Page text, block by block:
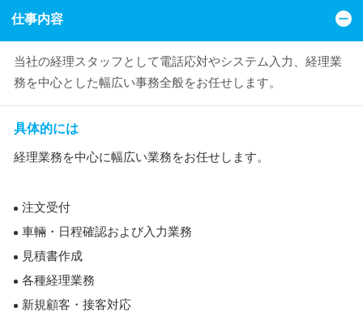
仕事内容
当社の経理スタッフとして電話応対やシステム入力、経理業
務を中心とした幅広い事務全般をお任せします。
具体的には
経理業務を中心に幅広い業務をお任せします。
注文受付
車輛・日程確認および入力業務
見積書作成
各種経理業務
新規顧客・接客対応